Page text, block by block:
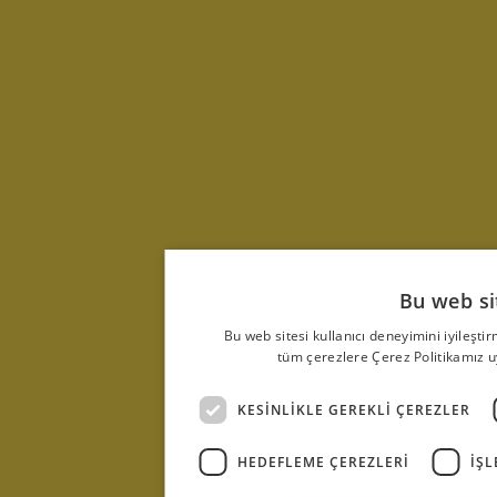
Bu web
Bu web sitesi kullanıcı deneyimini
tüm çerezlere Çerez Politikamız
KESINLIKLE GEREKLI ÇEREZLER
HEDEFLEME ÇEREZLERI